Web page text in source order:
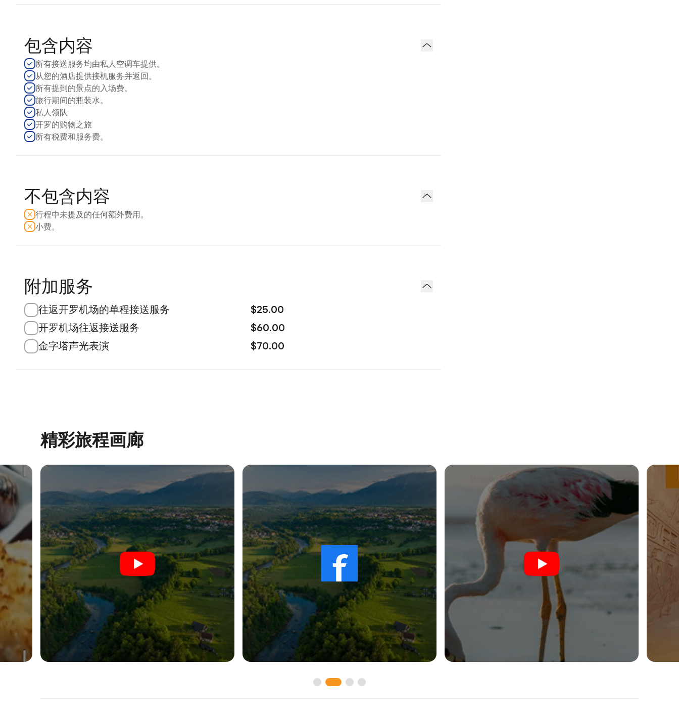
包含内容
所有接送服务均由私人空调车提供。
从您的酒店提供接机服务并返回。
所有提到的景点的入场费。
旅行期间的瓶装水。
私人领队
开罗的购物之旅
所有税费和服务费。
不包含内容
行程中未提及的任何额外费用。
小费。
附加服务
往返开罗机场的单程接送服务
$25.00
开罗机场往返接送服务
$60.00
金字塔声光表演
$70.00
精彩旅程画廊